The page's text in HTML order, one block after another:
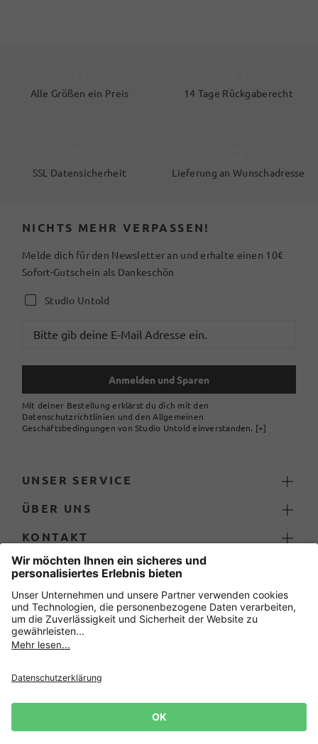
Alle Größen ein Preis 14 Tage Rückgaberecht
SSL Datensicherheit Lieferung an Wunschadresse
NICHTS MEHR VERPASSEN!
Melde dich für den Newsletter an und erhalte einen 10€
Sofort-Gutschein als Dankeschön
Studio Untold
Anmelden und Sparen
Mit deiner Bestellung erklärst du dich mit den
Datenschutzrichtlinien und den Allgemeinen
Geschäftsbedingungen von Studio Untold einverstanden. [+]
UNSER SERVICE
ÜBER UNS
KONTAKT
ZAHLUNG UND LIEFERUNG
Sicher einkaufen mit
Impressum
Cookie-Einstellungen
Lieferbedingungen